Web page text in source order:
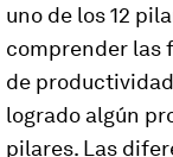
uno de los 12
comprender las
de
logrado algún
pilares. Las